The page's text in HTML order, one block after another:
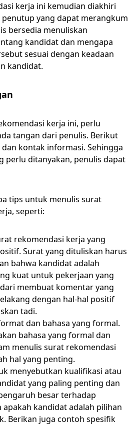
kerja ini kemudian diakhiri
yang dapat merangkum
bersedia menuliskan
kandidat dan mengapa
sesuai dengan keadaan
kandidat.
kerja ini, perlu
tangan dari penulis. Berikut
dan kontak informasi. Sehingga
perlu ditanyakan, penulis dapat
tips untuk menulis surat
seperti:
rekomendasi kerja yang
Surat yang dituliskan harus
bahwa kandidat adalah
kuat untuk pekerjaan yang
membuat komentar yang
dengan hal-hal positif
tadi.
dan bahasa yang formal.
bahasa yang formal dan
menulis surat rekomendasi
hal yang penting.
menyebutkan kualifikasi atau
yang paling penting dan
besar terhadap
apakah kandidat adalah pilihan
Berikan juga contoh spesifik